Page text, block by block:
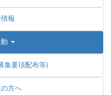
報
集要項配布等)
方へ